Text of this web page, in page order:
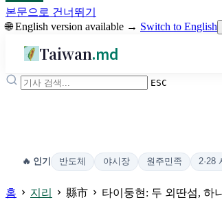
본문으로 건너뛰기
🌐 English version available → Switch to English
Taiwan.md
ESC
🔥 인기 반도체 야시장 원주민족 2·28
홈 지리 縣市 타이둥현: 두 외딴섬, 하